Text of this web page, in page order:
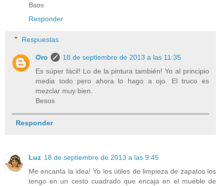
Bsos
Responder
Respuestas
Oro
18 de septiembre de 2013 a las 11:35
Es súper fácil! Lo de la pintura también! Yo al principio
media todo pero ahora lo hago a ojo. El truco es
mezclar muy bien.
Besos
Responder
Luz 18 de septiembre de 2013 a las 9:45
Me encanta la idea! Yo los útiles de limpieza de zapatos los
tengo en un cesto cuadrado que encaja en el mueble de